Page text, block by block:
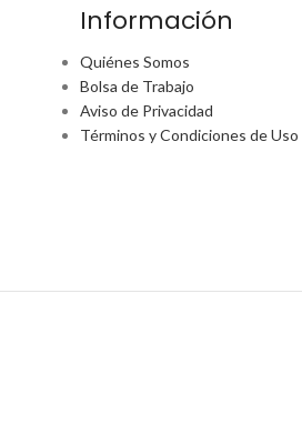
Información
Quiénes Somos
Bolsa de Trabajo
Aviso de Privacidad
Términos y Condiciones de Uso